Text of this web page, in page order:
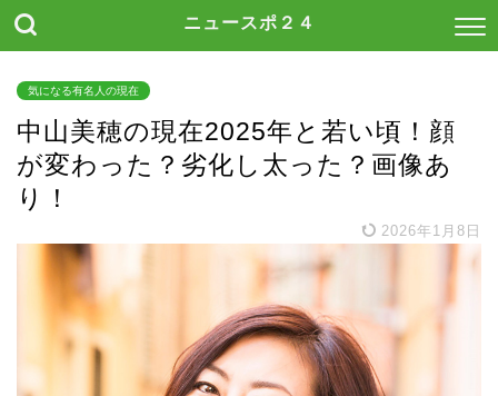
ニュースポ２４
気になる有名人の現在
中山美穂の現在2025年と若い頃！顔
が変わった？劣化し太った？画像あ
り！
2026年1月8日